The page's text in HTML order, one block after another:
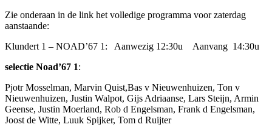
Zie onderaan in de link het volledige programma voor zaterdag
aanstaande:
Klundert 1 – NOAD’67 1: Aanwezig 12:30u Aanvang 14:30u
selectie Noad’67 1:
Pjotr Mosselman, Marvin Quist,Bas v Nieuwenhuizen, Ton v
Nieuwenhuizen, Justin Walpot, Gijs Adriaanse, Lars Steijn, Armin
Geense, Justin Moerland, Rob d Engelsman, Frank d Engelsman,
Joost de Witte, Luuk Spijker, Tom d Ruijter